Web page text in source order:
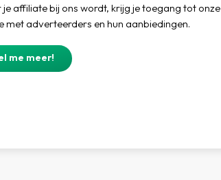
je affiliate bij ons wordt, krijg je toegang tot onze
met adverteerders en hun aanbiedingen.
me meer!